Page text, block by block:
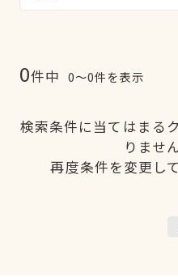
0件中 0〜0件を表示
検索条件に当てはまる
りませ
再度条件を変更し